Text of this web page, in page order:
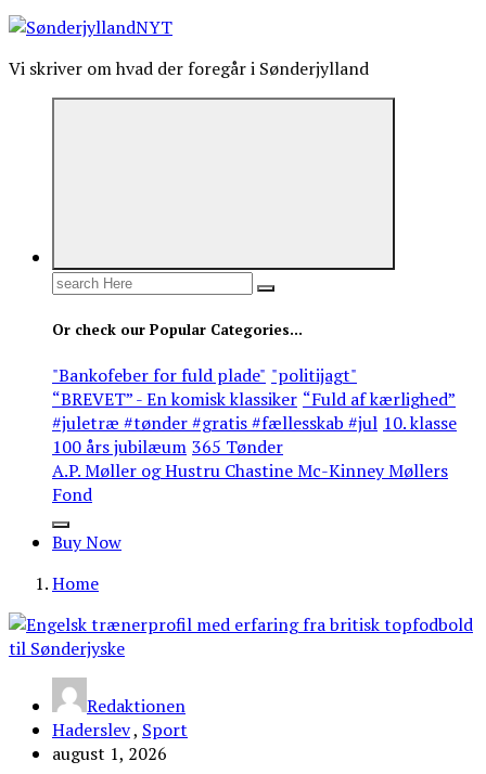
Vi skriver om hvad der foregår i Sønderjylland
Search
Or check our Popular Categories...
"Bankofeber for fuld plade" "politijagt"
“BREVET” - En komisk klassiker “Fuld af kærlighed”
#juletræ #tønder #gratis #fællesskab #jul 10. klasse
100 års jubilæum 365 Tønder
A.P. Møller og Hustru Chastine Mc-Kinney Møllers
Fond
Buy Now
Home
Redaktionen
Haderslev, Sport
august 1, 2026